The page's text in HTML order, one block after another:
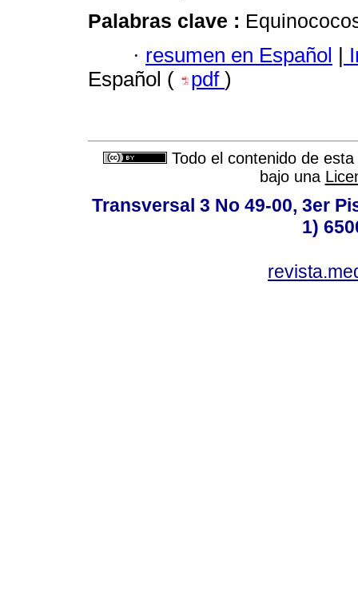
Palabras clave :
· resumen en Español |
Español (
pdf )
Todo el contenido de
bajo una
Transversal 3 No 49-00, 3er
1)